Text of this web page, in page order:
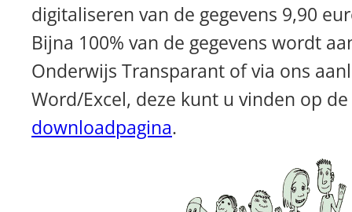
digitaliseren van de gegevens 9,90
Bijna 100% van de gegevens wordt
Onderwijs Transparant of via ons
Word/Excel, deze kunt u vinden op de
downloadpagina.